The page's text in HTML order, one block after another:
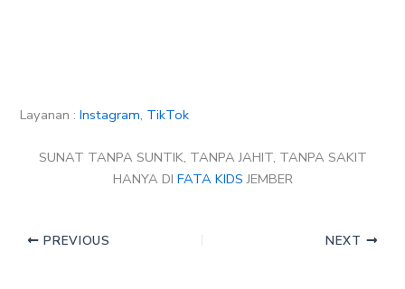
Layanan :Instagram, TikTok
SUNAT TANPA SUNTIK, TANPA JAHIT, TANPA SAKIT
HANYA DI FATA KIDS JEMBER
PREVIOUS NEXT